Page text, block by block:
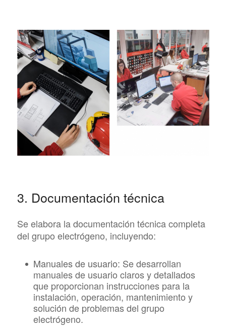
3. Documentación técnica
Se elabora la documentación técnica completa
del grupo electrógeno, incluyendo:
Manuales de usuario: Se desarrollan
manuales de usuario claros y detallados
que proporcionan instrucciones para la
instalación, operación, mantenimiento y
solución de problemas del grupo
electrógeno.